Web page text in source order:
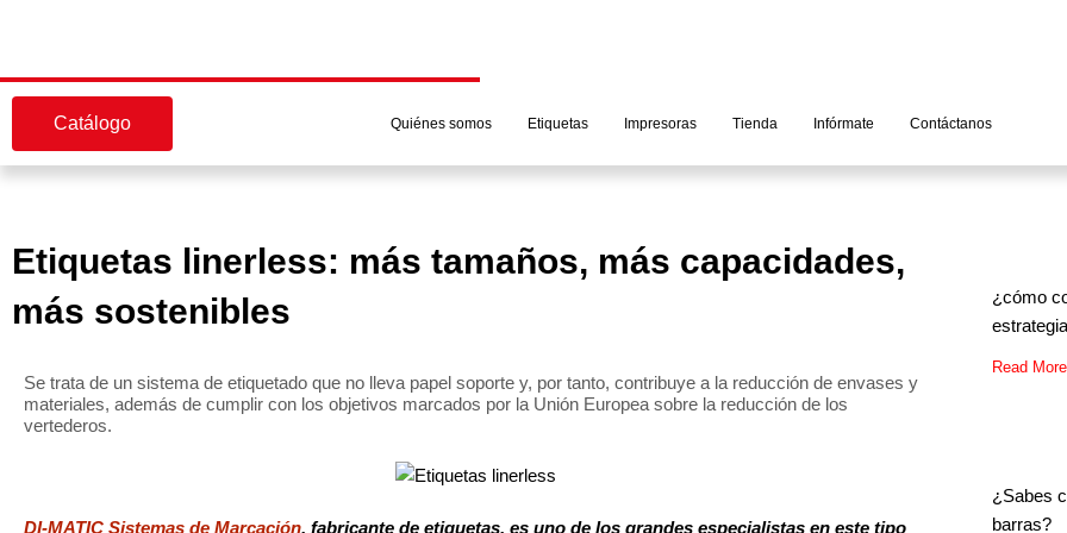
Catálogo Quiénes somos Etiquetas Impresoras Tienda Infórmate Contáctanos
Etiquetas linerless: más tamaños, más capacidades,
más sostenibles
Se trata de un sistema de etiquetado que no lleva papel soporte y, por tanto, contribuye a la reducción de envases y
materiales, además de cumplir con los objetivos marcados por la Unión Europea sobre la reducción de los
vertederos.
DI-MATIC Sistemas de Marcación, fabricante de etiquetas, es uno de los grandes especialistas en este tipo
¿cómo
Read
¿Sabes
barras?